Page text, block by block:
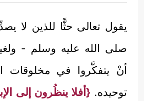
يقول تعالى حثًّا للذين لا
صلى الله عليه وسلم -
أنْ يتفكَّروا في مخلوقات
توحيده. {أفلا ينظُرون إلى